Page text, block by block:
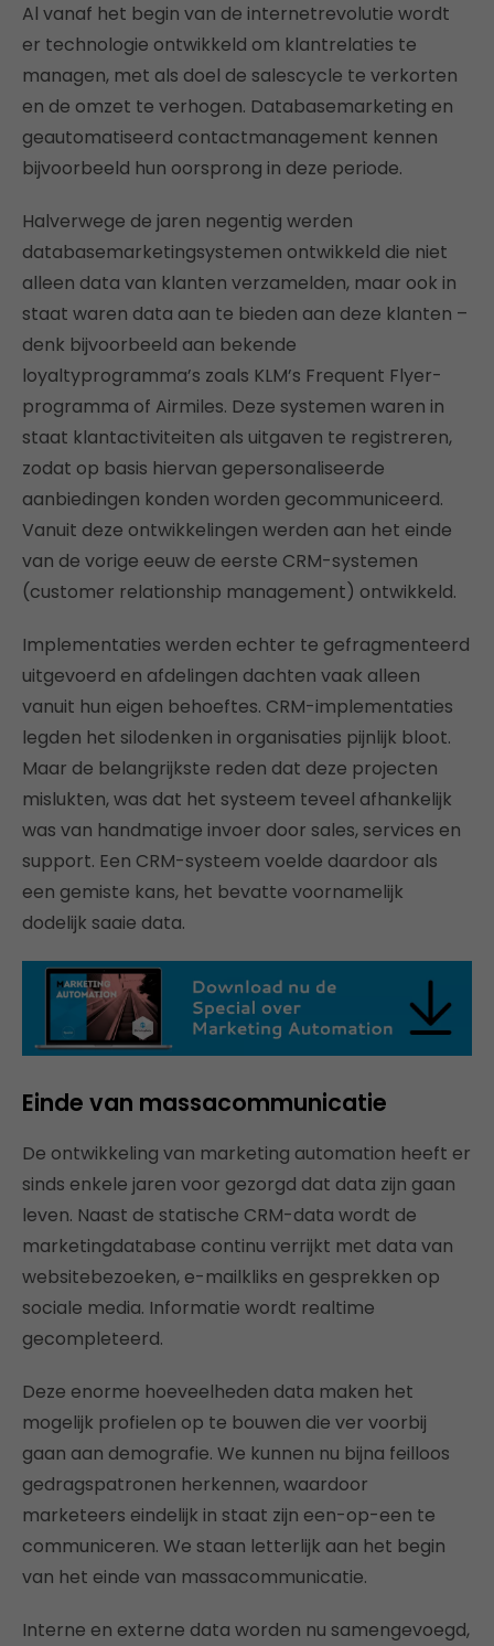
Al vanaf het begin van de internetrevolutie wordt
er technologie ontwikkeld om klantrelaties te
managen, met als doel de salescycle te verkorten
en de omzet te verhogen. Databasemarketing en
geautomatiseerd contactmanagement kennen
bijvoorbeeld hun oorsprong in deze periode.
Halverwege de jaren negentig werden
databasemarketingsystemen ontwikkeld die niet
alleen data van klanten verzamelden, maar ook in
staat waren data aan te bieden aan deze klanten –
denk bijvoorbeeld aan bekende
loyaltyprogramma’s zoals KLM’s Frequent Flyer-
programma of Airmiles. Deze systemen waren in
staat klantactiviteiten als uitgaven te registreren,
zodat op basis hiervan gepersonaliseerde
aanbiedingen konden worden gecommuniceerd.
Vanuit deze ontwikkelingen werden aan het einde
van de vorige eeuw de eerste CRM-systemen
(customer relationship management) ontwikkeld.
Implementaties werden echter te gefragmenteerd
uitgevoerd en afdelingen dachten vaak alleen
vanuit hun eigen behoeftes. CRM-implementaties
legden het silodenken in organisaties pijnlijk bloot.
Maar de belangrijkste reden dat deze projecten
mislukten, was dat het systeem teveel afhankelijk
was van handmatige invoer door sales, services en
support. Een CRM-systeem voelde daardoor als
een gemiste kans, het bevatte voornamelijk
dodelijk saaie data.
Einde van massacommunicatie
De ontwikkeling van marketing automation heeft er
sinds enkele jaren voor gezorgd dat data zijn gaan
leven. Naast de statische CRM-data wordt de
marketingdatabase continu verrijkt met data van
websitebezoeken, e-mailkliks en gesprekken op
sociale media. Informatie wordt realtime
gecompleteerd.
Deze enorme hoeveelheden data maken het
mogelijk profielen op te bouwen die ver voorbij
gaan aan demografie. We kunnen nu bijna feilloos
gedragspatronen herkennen, waardoor
marketeers eindelijk in staat zijn een-op-een te
communiceren. We staan letterlijk aan het begin
van het einde van massacommunicatie.
Interne en externe data worden nu samengevoegd,